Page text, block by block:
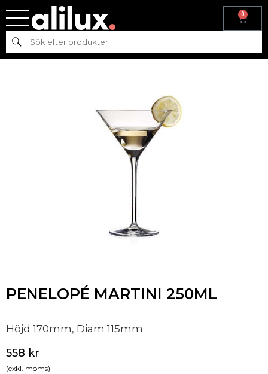
0
Sök
Hem
250ML
PENELOPÉ MARTINI 250ML
Höjd 170mm, Diam 115mm
558 kr
(exkl. moms)